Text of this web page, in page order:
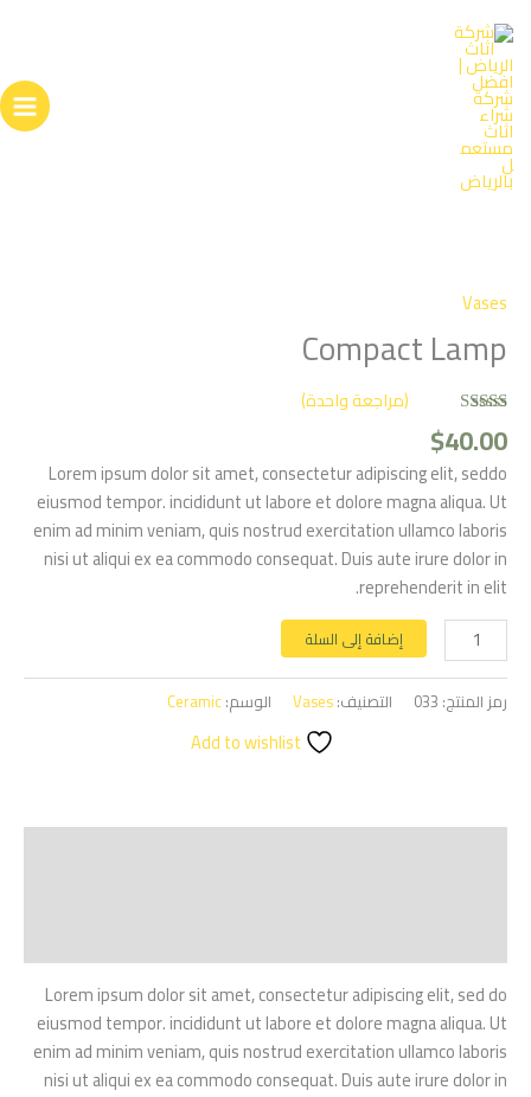
إلى
المحتوى
Vases
Compact Lamp
تم التقييم بـ
5.00
من 5
تقييم عميل
واحد
(مراجعة واحدة)
$40.00
Lorem ipsum dolor sit amet, consectetur adipiscing elit, seddo
eiusmod tempor. incididunt ut labore et dolore magna aliqua. Ut
enim ad minim veniam, quis nostrud exercitation ullamco laboris
nisi ut aliqui ex ea commodo consequat. Duis aute irure dolor in
reprehenderit in elit.
Lamp
إضافة إلى السلة
رمز المنتج: 033 التصنيف:Vases الوسم:Ceramic
Add to wishlist
Lorem ipsum dolor sit amet, consectetur adipiscing elit, sed do
eiusmod tempor. incididunt ut labore et dolore magna aliqua. Ut
enim ad minim veniam, quis nostrud exercitation ullamco laboris
nisi ut aliqui ex ea commodo consequat. Duis aute irure dolor in